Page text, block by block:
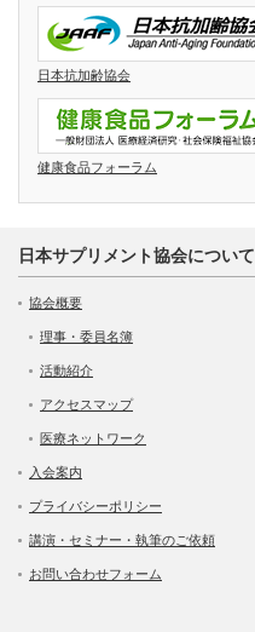
日本抗加齢協会
健康食品フォーラム
日本サプリメント協会について
協会概要
理事・委員名簿
活動紹介
アクセスマップ
医療ネットワーク
入会案内
プライバシーポリシー
講演・セミナー・執筆のご依頼
お問い合わせフォーム